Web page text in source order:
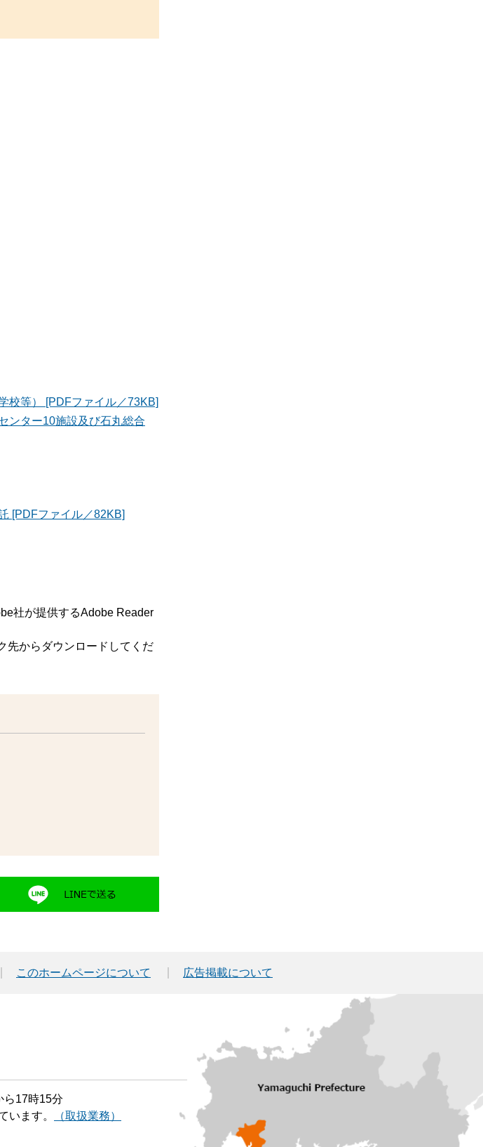
校等） [PDFファイル／73KB]
ンター10施設及び石丸総合
[PDFファイル／82KB]
社が提供するAdobe Reader
先からダウンロードしてくだ
このホームページについて 広告掲載について
ら17時15分
います。
（取扱業務）